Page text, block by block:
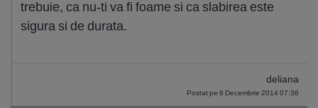
trebuie, ca nu-ti va fi foame si ca slabirea este
sigura si de durata.
deliana
Postat pe 6 Decembrie 2014 07:36